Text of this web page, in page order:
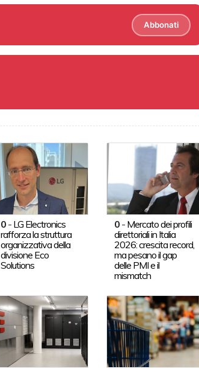
Abbonati
0- LG Electronics
rafforza la struttura
organizzativa della
divisione Eco
Solutions
0 - Mercato dei profili
direttoriali in Italia
2026: crescita record,
ma pesano il gap
delle PMI e il
mismatch